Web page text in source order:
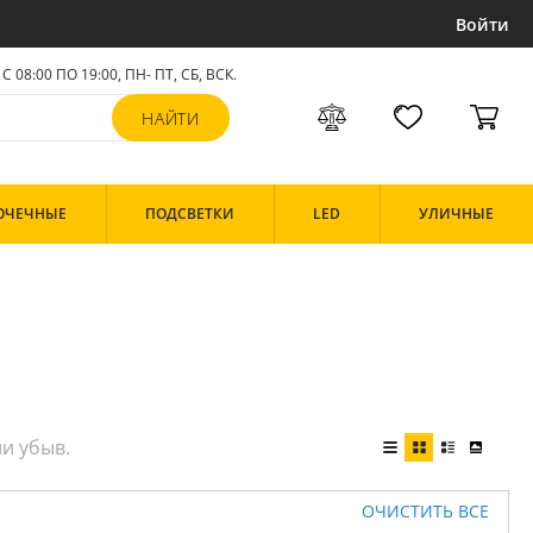
Войти
С 08:00 ПО 19:00, ПН- ПТ, СБ, ВСК.
ПОДСВЕТКИ LED УЛИЧНЫЕ
ОЧИСТИТЬ ВСЕ